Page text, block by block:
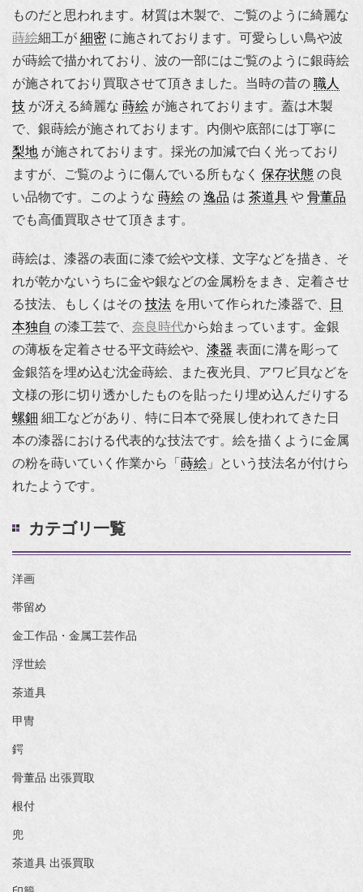
ものだと思われます。材質は木製で、ご覧のように綺麗な
蒔絵細工が 細密 に施されております。可愛らしい鳥や波
が蒔絵で描かれており、波の一部にはご覧のように銀蒔絵
が施されており買取させて頂きました。当時の昔の 職人
技 が冴える綺麗な 蒔絵 が施されております。蓋は木製
で、銀蒔絵が施されております。内側や底部には丁寧に
梨地 が施されております。採光の加減で白く光っており
ますが、ご覧のように傷んでいる所もなく 保存状態 の良
い品物です。このような 蒔絵 の 逸品 は 茶道具 や 骨董品
でも高価買取させて頂きます。
蒔絵は、漆器の表面に漆で絵や文様、文字などを描き、そ
れが乾かないうちに金や銀などの金属粉をまき、定着させ
る技法、もしくはその 技法 を用いて作られた漆器で、
日
本独自 の漆工芸で、 奈良時代から始まっています。金銀
の薄板を定着させる平文蒔絵や、 漆器 表面に溝を彫って
金銀箔を埋め込む沈金蒔絵、また夜光貝、アワビ貝などを
文様の形に切り透かしたものを貼ったり埋め込んだりする
螺鈿 細工などがあり、特に日本で発展し使われてきた日
本の漆器における代表的な技法です。絵を描くように金属
の粉を蒔いていく作業から「 蒔絵 」という技法名が付けら
れたようです。
カテゴリ一覧
洋画
帯留め
金工作品・金属工芸作品
浮世絵
茶道具
甲冑
鍔
骨董品 出張買取
根付
兜
茶道具 出張買取